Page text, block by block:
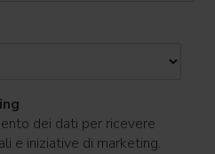
dei dati per ricevere
e iniziative di marketing.